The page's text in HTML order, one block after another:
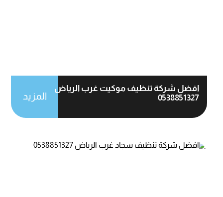
افضل شركة تنظيف موكيت غرب الرياض
0538851327
المزيد